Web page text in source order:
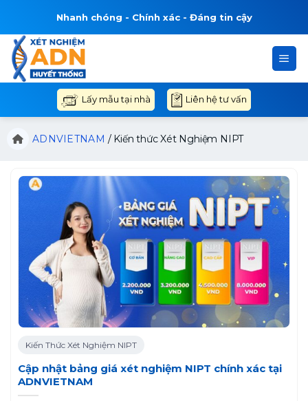
nội
dung
Nhanh chóng - Chính xác - Đáng tin cậy
Lấy mẫu tại nhà Liên hệ tư vấn
ADNVIETNAM / Kiến thức Xét Nghiệm NIPT
Kiến Thức Xét Nghiệm NIPT
Cập nhật bảng giá xét nghiệm NIPT chính xác tại
ADNVIETNAM